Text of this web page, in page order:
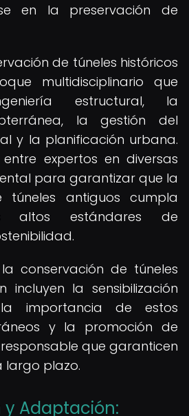
en la preservación de
de túneles históricos
multidisciplinario que
estructural, la
la gestión del
y la planificación urbana.
expertos en diversas
para garantizar que la
túneles antiguos cumpla
estándares de
conservación de túneles
incluyen la sensibilización
importancia de estos
y la promoción de
que garanticen
largo plazo.
y Adaptación: